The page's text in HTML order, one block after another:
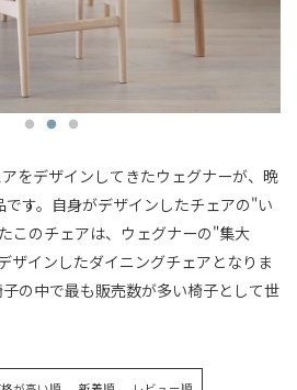
をデザインしてきたウェグナーが、晩
す。自身がデザインしたチェアの"い
このチェアは、ウェグナーの"集大
ザインしたダイニングチェアとなりま
の中で最も販売数が多い椅子として世